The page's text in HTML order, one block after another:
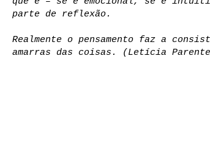
parte de reflexão.
Realmente o pensamento faz a
amarras das coisas. (Letícia